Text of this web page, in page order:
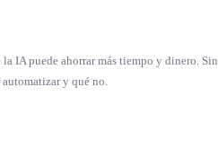
IA puede ahorrar más tiempo y dinero. Sin
y qué no.